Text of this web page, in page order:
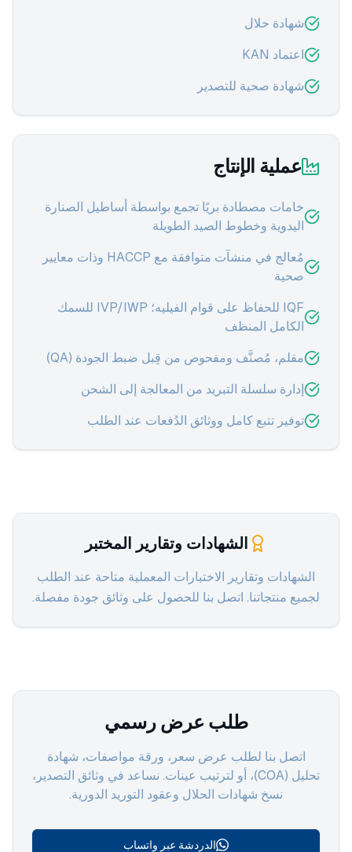
شهادة حلال
اعتماد KAN
شهادة صحية للتصدير
عملية الإنتاج
خامات مصطادة بريًا تجمع بواسطة أساطيل الصنارة
اليدوية وخطوط الصيد الطويلة
مُعالج في منشآت متوافقة مع HACCP وذات معايير
صحية
IQF للحفاظ على قوام الفيليه؛ IVP/IWP للسمك
الكامل المنظف
مقلم، مُصنَّف ومفحوص من قِبل ضبط الجودة (QA)
إدارة سلسلة التبريد من المعالجة إلى الشحن
توفير تتبع كامل ووثائق الدُفعات عند الطلب
الشهادات وتقارير المختبر
الشهادات وتقارير الاختبارات المعملية متاحة عند الطلب
لجميع منتجاتنا. اتصل بنا للحصول على وثائق جودة مفصلة.
طلب عرض رسمي
اتصل بنا لطلب عرض سعر، ورقة مواصفات، شهادة
تحليل (COA)، أو لترتيب عينات. نساعد في وثائق التصدير،
نسخ شهادات الحلال وعقود التوريد الدورية.
الدردشة عبر واتساب